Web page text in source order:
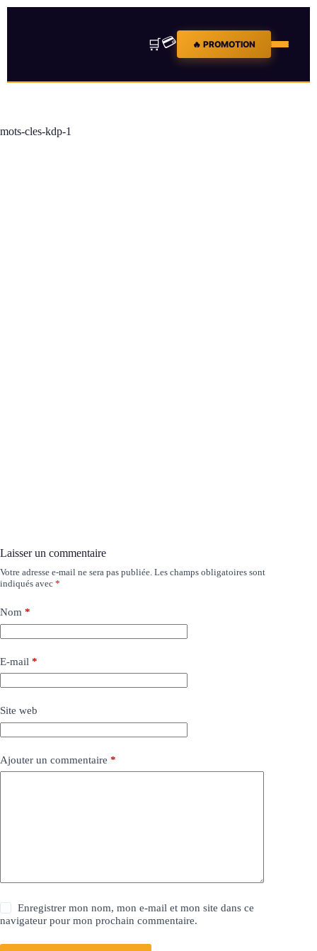
🛒💳 🔥 PROMOTION
mots-cles-kdp-1
Laisser un commentaire
Votre adresse e-mail ne sera pas publiée. Les champs obligatoires sont
indiqués avec *
Nom *
E-mail *
Site web
Ajouter un commentaire *
Enregistrer mon nom, mon e-mail et mon site dans ce
navigateur pour mon prochain commentaire.